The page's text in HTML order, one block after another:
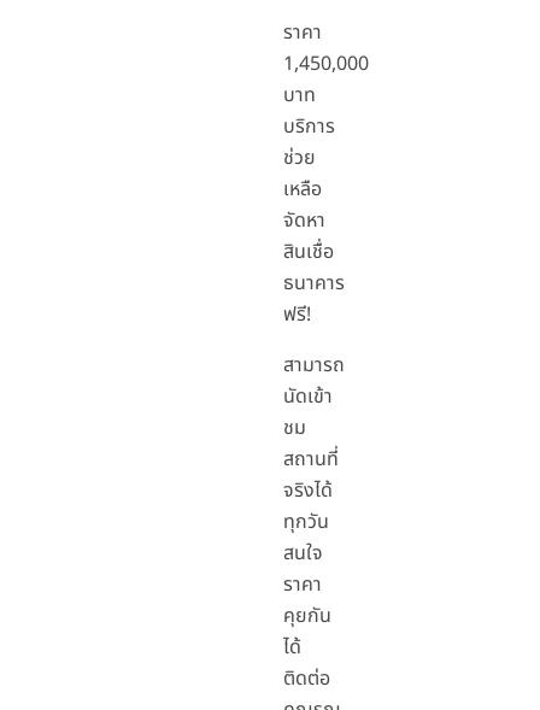
ราคา
1,450,000
บาท
บริการ
ช่วย
เหลือ
จัดหา
สินเชื่อ
ธนาคาร
ฟรี!
สามารถ
นัดเข้า
ชม
สถานที่
จริงได้
ทุกวัน
สนใจ
ราคา
คุยกัน
ได้
ติดต่อ